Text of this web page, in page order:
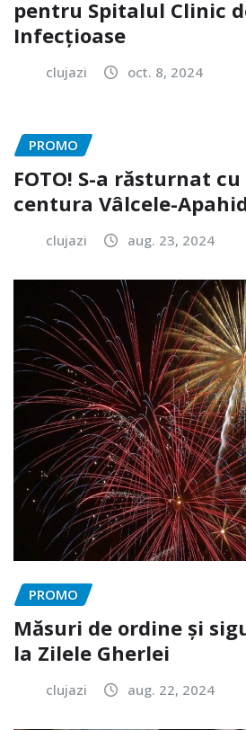
pentru Spitalul Clinic
Infecțioase
clujazi oct. 8, 2024
PROMO
FOTO! S-a răsturnat
centura Vâlcele-
clujazi aug. 23, 2024
PROMO
Măsuri de ordine și
la Zilele Gherlei
clujazi aug. 22, 2024